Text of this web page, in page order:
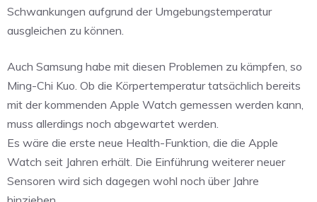
Schwankungen aufgrund der Umgebungstemperatur
ausgleichen zu können.
Auch Samsung habe mit diesen Problemen zu kämpfen, so
Ming-Chi Kuo. Ob die Körpertemperatur tatsächlich bereits
mit der kommenden Apple Watch gemessen werden kann,
muss allerdings noch abgewartet werden.
Es wäre die erste neue Health-Funktion, die die Apple
Watch seit Jahren erhält. Die Einführung weiterer neuer
Sensoren wird sich dagegen wohl noch über Jahre